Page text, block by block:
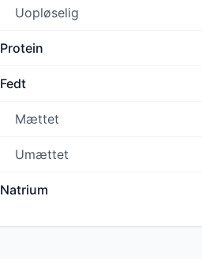
Uopløselig
Protein
Fedt
Mættet
Umættet
Natrium